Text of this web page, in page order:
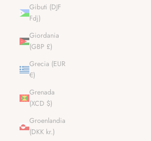
Gibuti (DJF
Fdj)
Giordania
(GBP £)
Grecia (EUR
€)
Grenada
(XCD $)
Groenlandia
(DKK kr.)